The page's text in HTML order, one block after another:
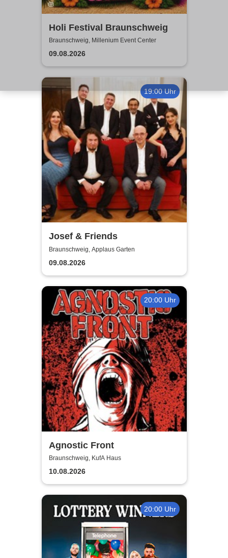
Holi Festival Braunschweig
Braunschweig, Millenium Event Center
09.08.2026
19:00 Uhr
Josef & Friends
Braunschweig, Applaus Garten
09.08.2026
20:00 Uhr
Agnostic Front
Braunschweig, KufA Haus
10.08.2026
20:00 Uhr